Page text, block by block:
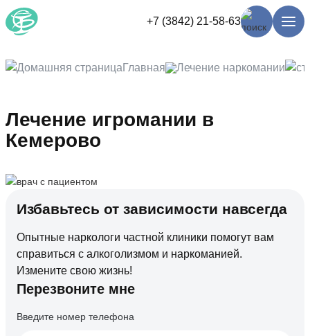
+7 (3842) 21-58-63
Главная Лечение наркомании
Лечение игромании в
Кемерово
Избавьтесь от зависимости навсегда
Опытные наркологи частной клиники помогут вам
справиться с алкоголизмом и наркоманией.
Измените свою жизнь!
Перезвоните мне
Введите номер телефона